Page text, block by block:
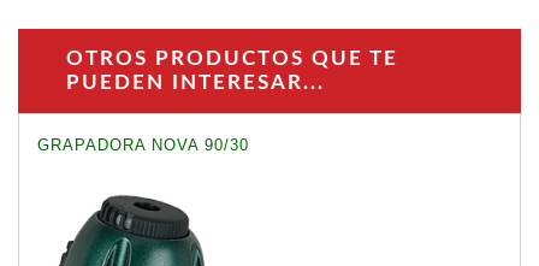
OTROS PRODUCTOS QUE TE
PUEDEN INTERESAR...
GRAPADORA NOVA 90/30